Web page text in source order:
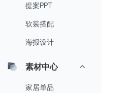
提案PPT
软装搭配
海报设计
素材中心
家居单品